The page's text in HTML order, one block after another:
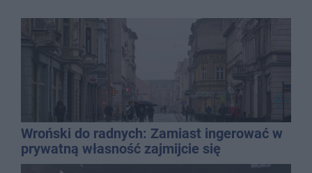
Wroński do radnych: Zamiast ingerować w
prywatną własność zajmijcie się
gospodarką